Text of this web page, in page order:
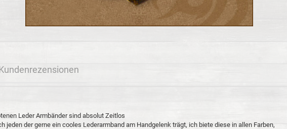
Leder Armbänder sind absolut Zeitlos
jeden der gerne ein cooles Lederarmband am Handgelenk trägt, ich biete diese in allen Farben,